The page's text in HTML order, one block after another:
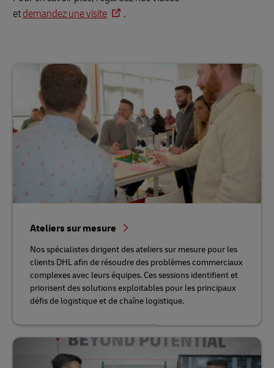
etdemandez une visite .
Ateliers sur mesure
Nos spécialistes dirigent des ateliers sur mesure pour les
clients DHL afin de résoudre des problèmes commerciaux
complexes avec leurs équipes. Ces sessions identifient et
priorisent des solutions exploitables pour les principaux
défis de logistique et de chaîne logistique.